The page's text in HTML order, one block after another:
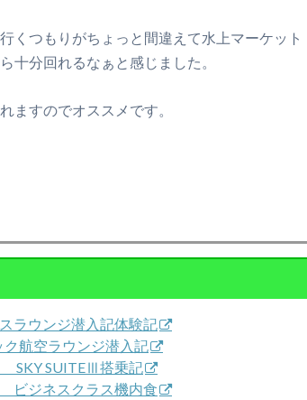
くつもりがちょっと間違えて水上マーケット
十分回れるなぁと感じました。
ますのでオススメです。
ラウンジ潜入記体験記
航空ラウンジ潜入記
SKY SUITEⅢ搭乗記
ジネスクラス機内食